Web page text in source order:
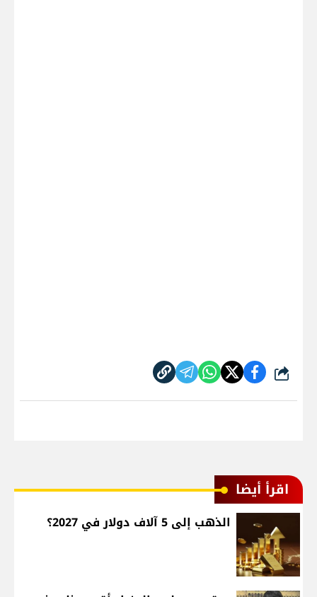
شارك
اقرأ أيضا
الذهب إلى 5 آلاف دولار في 2027؟